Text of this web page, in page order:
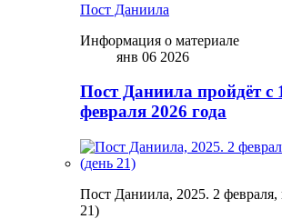
Пост Даниила
Информация о материале
янв 06 2026
Пост Даниила пройдёт с
февраля 2026 года
Пост Даниила, 2025. 2 февраля,
21)